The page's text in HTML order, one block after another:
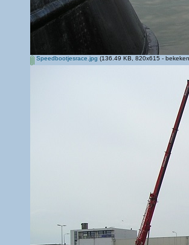
Speedbootjesrace.jpg (136.49 KB, 820x615 -